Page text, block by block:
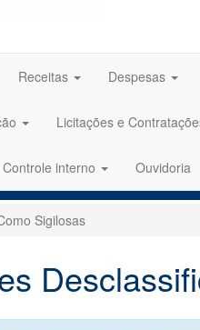
Receitas Despesas
Licitações e
Controle interno Ouvidoria
Sigilosas